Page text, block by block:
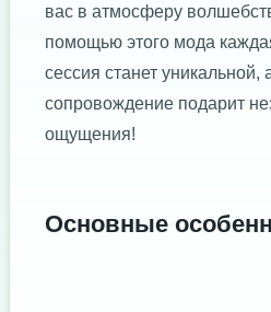
вас в атмосферу
помощью этого мода
сессия станет уникальной,
сопровождение подарит
ощущения!
Основные